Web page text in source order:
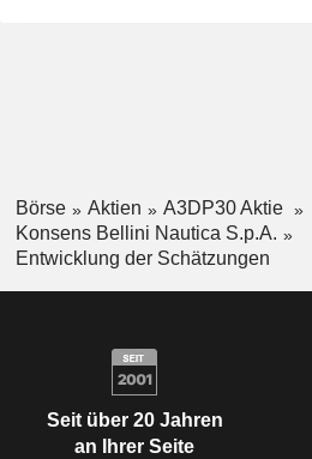
Börse Aktien
A3DP30 Aktie
Konsens Bellini Nautica S.p.A.
Entwicklung der Schätzungen
Seit über 20 Jahren
an Ihrer Seite